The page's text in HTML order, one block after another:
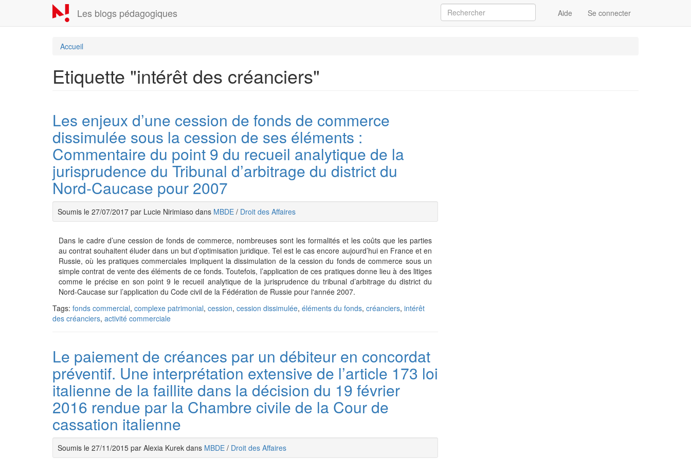
contenu
Les blogs pédagogiques Aide Se connecter
Accueil
Etiquette "intérêt des créanciers"
Les enjeux d’une cession de fonds de commerce
dissimulée sous la cession de ses éléments :
Commentaire du point 9 du recueil analytique de la
jurisprudence du Tribunal d’arbitrage du district du
Nord-Caucase pour 2007
Soumis le 27/07/2017 par Lucie Nirimiaso dans MBDE / Droit des Affaires
Dans le cadre d’une cession de fonds de commerce, nombreuses sont les formalités et les coûts que les parties
au contrat souhaitent éluder dans un but d’optimisation juridique. Tel est le cas encore aujourd’hui en France et en
Russie, où les pratiques commerciales impliquent la dissimulation de la cession du fonds de commerce sous un
simple contrat de vente des éléments de ce fonds. Toutefois, l’application de ces pratiques donne lieu à des litiges
comme le précise en son point 9 le recueil analytique de la jurisprudence du tribunal d’arbitrage du district du
Nord-Caucase sur l’application du Code civil de la Fédération de Russie pour l'année 2007.
Tags: fonds commercial, complexe patrimonial, cession, cession dissimulée, éléments du fonds, créanciers, intérêt
des créanciers, activité commerciale
Le paiement de créances par un débiteur en concordat
préventif. Une interprétation extensive de l’article 173 loi
italienne de la faillite dans la décision du 19 février
2016 rendue par la Chambre civile de la Cour de
cassation italienne
Soumis le 27/11/2015 par Alexia Kurek dans MBDE / Droit des Affaires